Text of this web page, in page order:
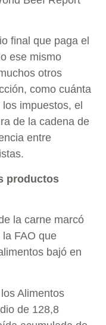
final que paga el
ese mismo
otros
como cuánta
impuestos, el
de la cadena de
entre
productos
la carne marcó
FAO que
bajó en
Alimentos
de 128,8